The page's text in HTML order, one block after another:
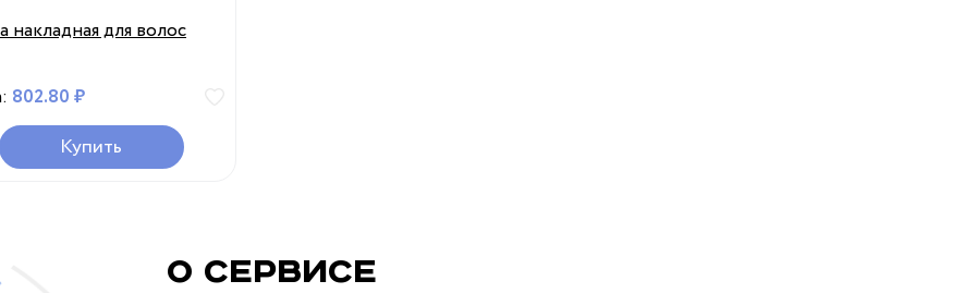
накладная для волос
802.80 ₽
Купить
О Сервисе